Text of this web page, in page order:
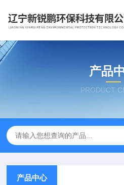
产品
PRODUCT
产品中心